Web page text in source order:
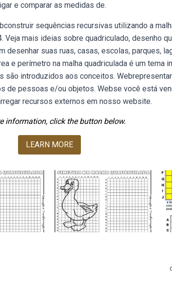
e comparar as medidas de.
sequências recursivas utilizando a
Veja mais ideias sobre quadriculado, desenho
desenhar suas ruas, casas, escolas, parques,
e perímetro na malha quadriculada é um tema
são introduzidos aos conceitos.
de pessoas e/ou objetos. Webse você está
recursos externos em nosso website.
information, click the button below.
LEARN MORE